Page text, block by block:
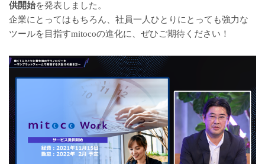
供開始を発表しました。
企業にとってはもちろん、社員一人ひとりにとっても強力な
ツールを目指すmitocoの進化に、ぜひご期待ください！